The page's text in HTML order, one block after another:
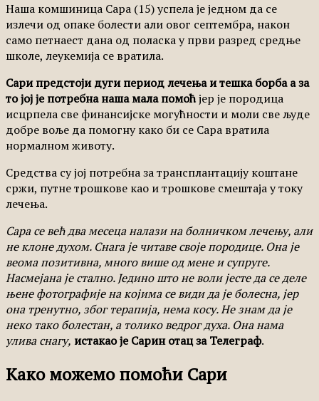
Наша комшиница Сара (15) успела је једном да се
излечи од опаке болести али овог септембра, након
само петнаест дана од поласка у први разред средње
школе, леукемија се вратила.
Сари предстоји дуги период лечења и тешка борба а за
то јој је потребна наша мала помоћјер је породица
исцрпела све финансијске могућности и моли све људе
добре воље да помогну како би се Сара вратила
нормалном животу.
Средства су јој потребна за трансплантацију коштане
сржи, путне трошкове као и трошкове смештаја у току
лечења.
Сара се већ два месеца налази на болничком лечењу, али
не клоне духом. Снага је читаве своје породице. Она је
веома позитивна, много више од мене и супруге.
Насмејана је стално. Једино што не воли јесте да се деле
њене фотографије на којима се види да је болесна, јер
она тренутно, због терапија, нема косу. Не знам да је
неко тако болестан, а толико ведрог духа. Она нама
улива снагу, истакао је Сарин отац за Телеграф.
Како можемо помоћи Сари